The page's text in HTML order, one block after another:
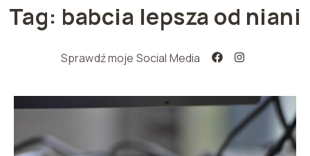
Tag: babcia lepsza od niani
Sprawdź moje Social Media